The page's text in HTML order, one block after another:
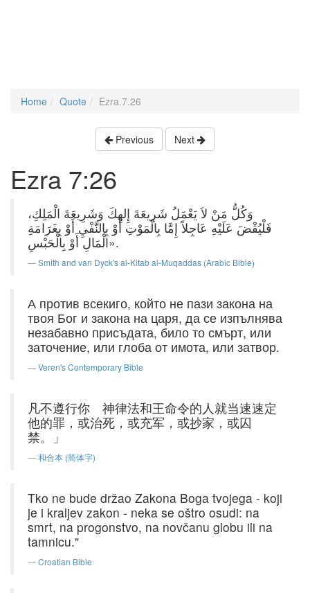
Home Quote Ezra.7.26
Previous Next
Ezra 7:26
وَكُلُّ مَنْ لاَ يَعْمَلُ شَرِيعَةَ إِلهِكَ وَشَرِيعَةَ الْمَلِكِ،
فَلْيُقْضَ عَلَيْهِ عَاجِلاً إِمَّا بِالْمَوْتِ أَوْ بِالنَّفْيِ أَوْ بِغَرَامَةِ
الْمَالِ أَوْ بِالْحَبْسِ».
Smith and van Dyck's al-Kitab al-Muqaddas (Arabic Bible)
А против всекиго, който не пази закона на
твоя Бог и закона на царя, да се изпълнява
незабавно присъдата, било то смърт, или
заточение, или глоба от имота, или затвор.
Veren's Contemporary Bible
凡不遵行你 神律法和王命令的人就当速速定
他的罪，或治死，或充军，或抄家，或囚
禁。」
和合本 (简体字)
Tko ne bude držao Zakona Boga tvojega - koji
je i kraljev zakon - neka se oštro osudi: na
smrt, na progonstvo, na novčanu globu ili na
tamnicu."
Croatian Bible